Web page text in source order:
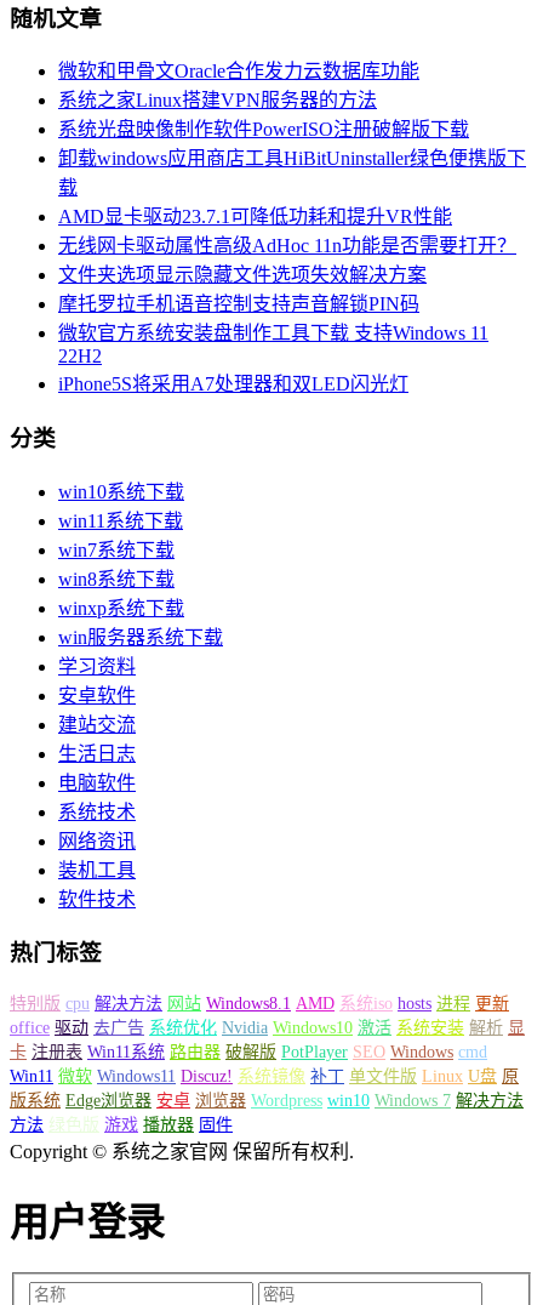
随机文章
微软和甲骨文Oracle合作发力云数据库功能
系统之家Linux搭建VPN服务器的方法
系统光盘映像制作软件PowerISO注册破解版下载
卸载windows应用商店工具HiBitUninstaller绿色便携版下
载
AMD显卡驱动23.7.1可降低功耗和提升VR性能
无线网卡驱动属性高级AdHoc 11n功能是否需要打开？
文件夹选项显示隐藏文件选项失效解决方案
摩托罗拉手机语音控制支持声音解锁PIN码
微软官方系统安装盘制作工具下载 支持Windows 11
22H2
iPhone5S将采用A7处理器和双LED闪光灯
分类
win10系统下载
win11系统下载
win7系统下载
win8系统下载
winxp系统下载
win服务器系统下载
学习资料
安卓软件
建站交流
生活日志
电脑软件
系统技术
网络资讯
装机工具
软件技术
热门标签
特别版 cpu 解决方法 网站 Windows8.1 AMD 系统iso hosts 进程 更新
office 驱动 去广告 系统优化 Nvidia Windows10 激活 系统安装 解析 显
卡 注册表 Win11系统 路由器 破解版 PotPlayer SEO Windows cmd
Win11 微软 Windows11 Discuz! 系统镜像 补丁 单文件版 Linux U盘 原
版系统 Edge浏览器 安卓 浏览器 Wordpress win10 Windows 7 解决方法
方法 绿色版 游戏 播放器 固件
Copyright © 系统之家官网 保留所有权利.
用户登录